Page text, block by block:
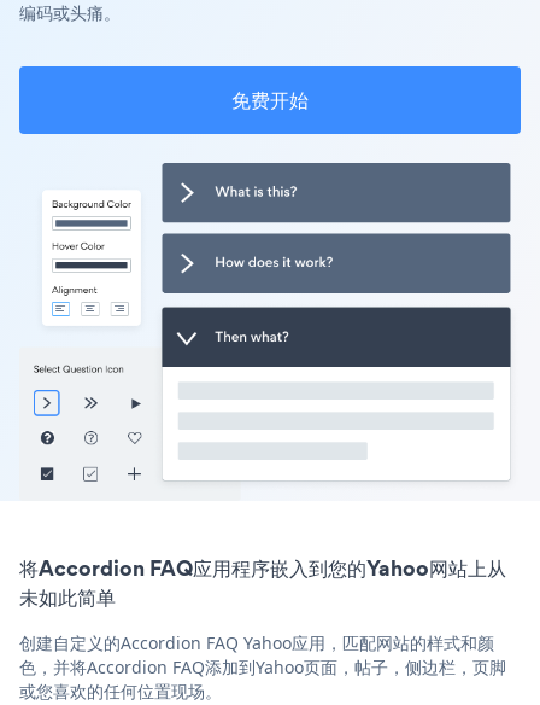
编码或头痛。
免费开始
将Accordion FAQ应用程序嵌入到您的Yahoo网站上从
未如此简单
创建自定义的Accordion FAQ Yahoo应用，匹配网站的样式和颜
色，并将Accordion FAQ添加到Yahoo页面，帖子，侧边栏，页脚
或您喜欢的任何位置现场。